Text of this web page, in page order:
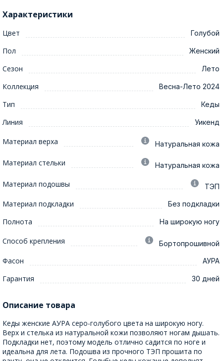
Характеристики
Цвет Голубой
Пол Женский
Сезон Лето
Коллекция Весна-Лето 2024
Тип Кеды
Линия Уикенд
Материал верха Натуральная кожа
Материал стельки Натуральная кожа
Материал подошвы ТЭП
Материал подкладки Без подкладки
Полнота На широкую ногу
Способ крепления Бортопрошивной
Фасон АУРА
Гарантия 30 дней
Описание товара
Кеды женские АУРА серо-голубого цвета на широкую ногу.
Верх и стелька из натуральной кожи позволяют ногам дышать.
Подкладки нет, поэтому модель отлично садится по ноге и
идеальна для лета. Подошва из прочного ТЭП прошита по